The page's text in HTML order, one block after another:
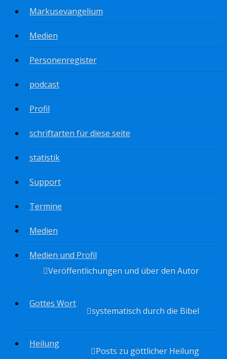
Markusevangelium
Medien
Personenregister
podcast
Profil
schriftarten für diese seite
statistik
Support
Termine
Medien
Medien und Profil
Veröffentlichungen und über den Autor
Gottes Wort
systematisch durch die Bibel
Heilung
Posts zu göttlicher Heilung